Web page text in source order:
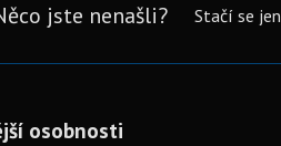
jste nenašli? Stačí se jen
osobnosti